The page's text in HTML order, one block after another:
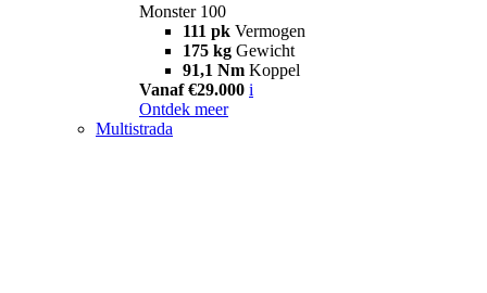
Monster 100
111 pk Vermogen
175 kg Gewicht
91,1 Nm Koppel
Vanaf €29.000 i
Ontdek meer
Multistrada